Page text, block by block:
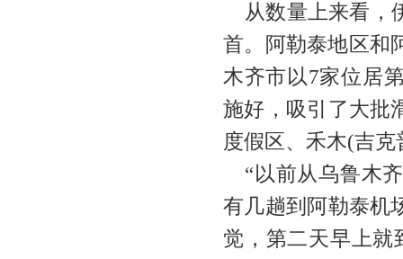
从数量上来看，
首。阿勒泰地区和
木齐市以7家位居
施好，吸引了大批
度假区、禾木(吉
“以前从乌鲁木
有几趟到阿勒泰机
觉，第二天早上就